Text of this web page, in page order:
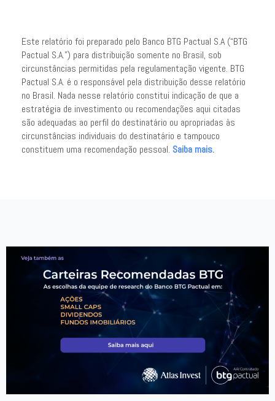
Este relatório foi preparado pelo Banco BTG Pactual S.A (“BTG
Pactual S.A.”) para distribuição somente no Brasil, sob
circunstâncias permitidas pela regulamentação vigente. BTG
Pactual S.A. é o responsável pela distribuição desse relatório
no Brasil. Nada nesse relatório constitui indicação de que a
estratégia de investimento ou recomendações aqui citadas
são adequadas ao perfil do destinatário ou apropriadas às
circunstâncias individuais do destinatário e tampouco
constituem uma recomendação pessoal. Saiba mais.